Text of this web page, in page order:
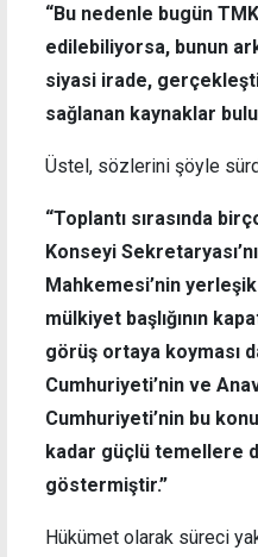
“Bu nedenle bugün
edilebiliyorsa, bunun
siyasi irade,
sağlanan kaynaklar
Üstel, sözlerini şöyle
“Toplantı sırasında
Konseyi
Mahkemesi’nin
mülkiyet başlığının
görüş ortaya koyması
Cumhuriyeti’nin ve
Cumhuriyeti’nin bu
kadar güçlü temellere
göstermiştir.”
Hükümet olarak süreci